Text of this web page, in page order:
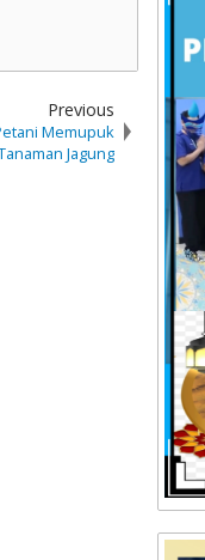
Previous
Memupuk
Jagung